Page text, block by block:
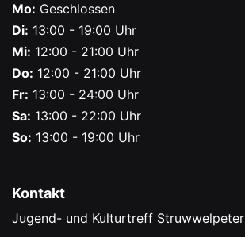
Mo: Geschlossen
Di: 13:00 - 19:00 Uhr
Mi: 12:00 - 21:00 Uhr
Do: 12:00 - 21:00 Uhr
Fr: 13:00 - 24:00 Uhr
Sa: 13:00 - 22:00 Uhr
So: 13:00 - 19:00 Uhr
Kontakt
Jugend- und Kulturtreff Struwwelpeter